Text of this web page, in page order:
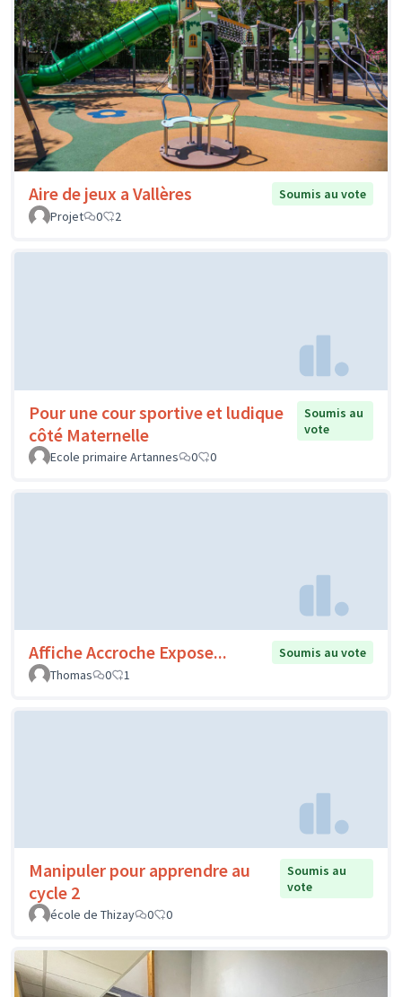
Aire de jeux a Vallères
Soumis au vote
Projet
0 2
Pour une cour sportive et ludique
côté Maternelle
Soumis au
vote
Ecole primaire Artannes
0 0
Affiche Accroche Expose...
Soumis au vote
Thomas
0 1
Manipuler pour apprendre au
cycle 2
Soumis au
vote
école de Thizay
0 0